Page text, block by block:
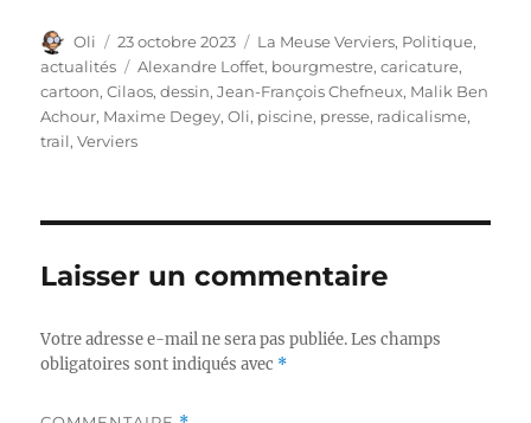
Auteur
Oli
Publié
le
23 octobre 2023 Catégories
La Meuse Verviers, Politique,
actualités
Étiquettes
Alexandre Loffet, bourgmestre,caricature,
cartoon,Cilaos,dessin,Jean-François Chefneux, Malik Ben
Achour, Maxime Degey,Oli, piscine, presse, radicalisme,
trail,Verviers
Laisser un commentaire
Votre adresse e-mail ne sera pas publiée. Les champs
obligatoires sont indiqués avec *